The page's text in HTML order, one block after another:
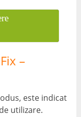
–
este indicat
utilizare.